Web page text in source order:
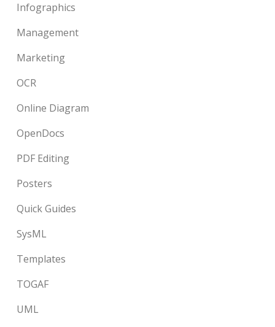
Infographics
Management
Marketing
OCR
Online Diagram
OpenDocs
PDF Editing
Posters
Quick Guides
SysML
Templates
TOGAF
UML